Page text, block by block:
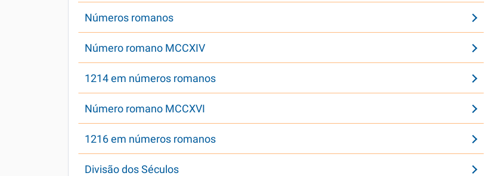
Números romanos
Número romano MCCXIV
1214 em números romanos
Número romano MCCXVI
1216 em números romanos
Divisão dos Séculos